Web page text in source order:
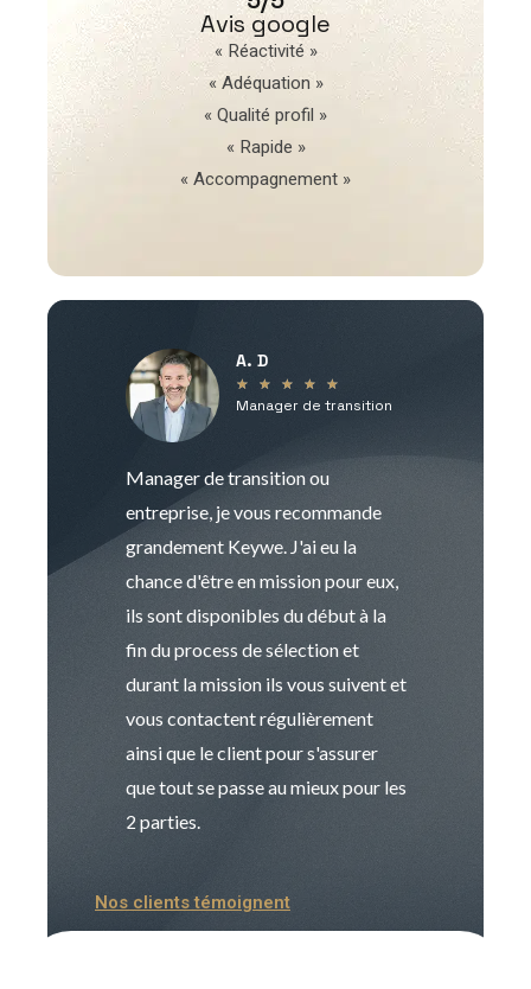
Avis google
« Réactivité »
« Adéquation »
« Qualité profil »
« Rapide »
« Accompagnement »
A. D
★ ★ ★ ★ ★
Manager de transition
Manager de transition ou
entreprise, je vous recommande
grandement Keywe. J'ai eu la
chance d'être en mission pour eux,
ils sont disponibles du début à la
fin du process de sélection et
durant la mission ils vous suivent et
vous contactent régulièrement
ainsi que le client pour s'assurer
que tout se passe au mieux pour les
2 parties.
Nos clients témoignent